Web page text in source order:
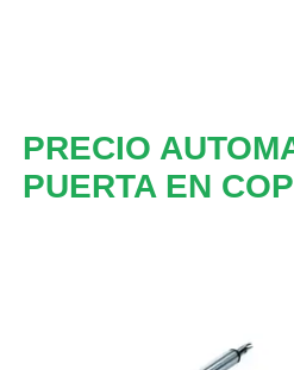
PRECIO
PUERTA EN